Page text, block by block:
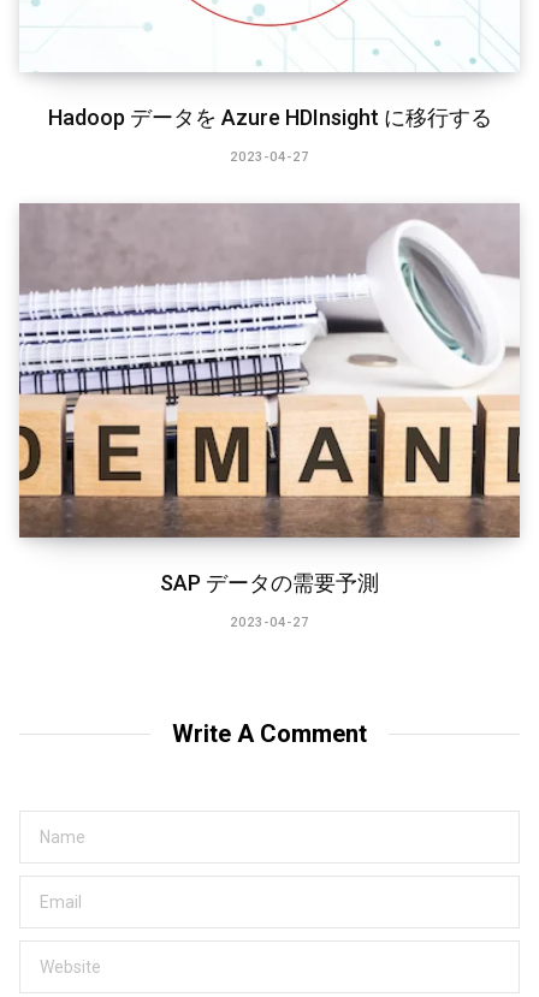
Hadoop データを Azure HDInsight に移行する
2023-04-27
SAP データの需要予測
2023-04-27
Write A Comment